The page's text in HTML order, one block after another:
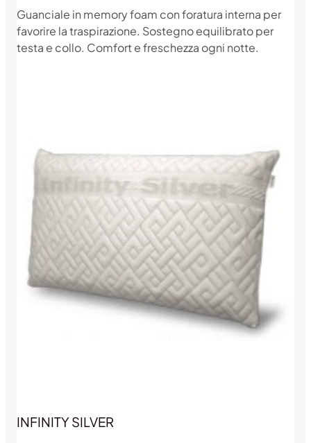
Guanciale in memory foam con foratura interna per
favorire la traspirazione. Sostegno equilibrato per
testa e collo. Comfort e freschezza ogni notte.
INFINITY SILVER